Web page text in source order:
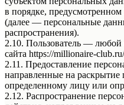
в порядке,
(далее — персональные
распространения).
2.10. Пользователь — любой
сайта https://millionaire-
2.11. Предоставление
направленные на
определенному лицу или
2.12. Распространение